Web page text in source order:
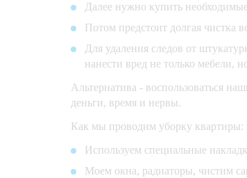
Далее нужно купить
Потом предстоит долгая чистка
Для удаления следов от
нанести вред не только мебели,
Альтернатива - воспользоваться
деньги, время и нервы.
Как мы проводим уборку квартиры:
Используем специальные
Моем окна, радиаторы, чистим